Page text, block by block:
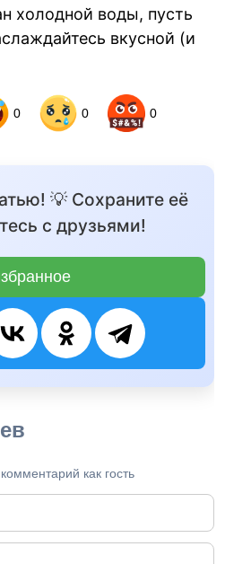
холодной воды, пусть
вкусной (и
0 0 0
💡 Сохраните её
с друзьями!
как гость